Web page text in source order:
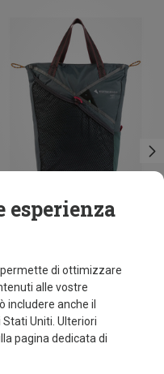
esperienza
permette di ottimizzare
alle vostre
includere anche il
Uniti. Ulteriori
pagina dedicata di